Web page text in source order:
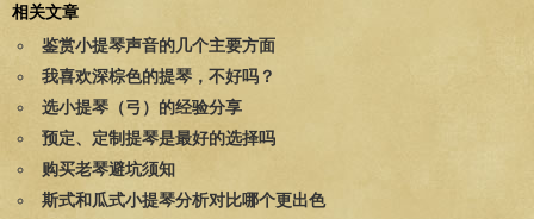
相关文章
鉴赏小提琴声音的几个主要方面
我喜欢深棕色的提琴，不好吗？
选小提琴（弓）的经验分享
预定、定制提琴是最好的选择吗
购买老琴避坑须知
斯式和瓜式小提琴分析对比哪个更出色